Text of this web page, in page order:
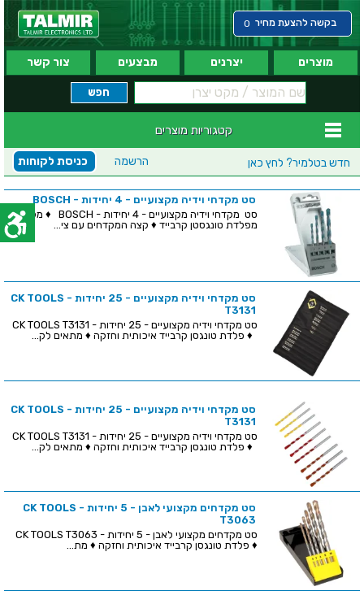
בקשה להצעת מחיר 0
מוצרים יצרנים מבצעים צור קשר
קטגוריות מוצרים
חדש בטלמיר? לחץ כאן כניסת לקוחות הרשמה
סט מקדחי וידיה מקצועיים - 4 יחידות - BOSCH
סט מקדחי וידיה מקצועיים - 4 יחידות - BOSCH ♦ מקדחים
מפלדת טונגסטן קרבייד ♦ קצה המקדחים עם צי...
סט מקדחי וידיה מקצועיים - 25 יחידות - CK TOOLS
T3131
סט מקדחי וידיה מקצועיים - 25 יחידות - CK TOOLS T3131
♦ פלדת טונגסן קרבייד איכותית וחזקה ♦ מתאים לק...
סט מקדחי וידיה מקצועיים - 25 יחידות - CK TOOLS
T3131
סט מקדחי וידיה מקצועיים - 25 יחידות - CK TOOLS T3131
♦ פלדת טונגסן קרבייד איכותית וחזקה ♦ מתאים לק...
סט מקדחים מקצועי לאבן - 5 יחידות - CK TOOLS
T3063
♦ פלדת טונגסן קרבייד איכותית וחזקה ♦ מת...